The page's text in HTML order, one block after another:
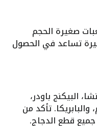
صغيرة الحجم
تساعد في الحصول
البيكنج باودر،
والبابريكا. تأكد من
قطع الدجاج.